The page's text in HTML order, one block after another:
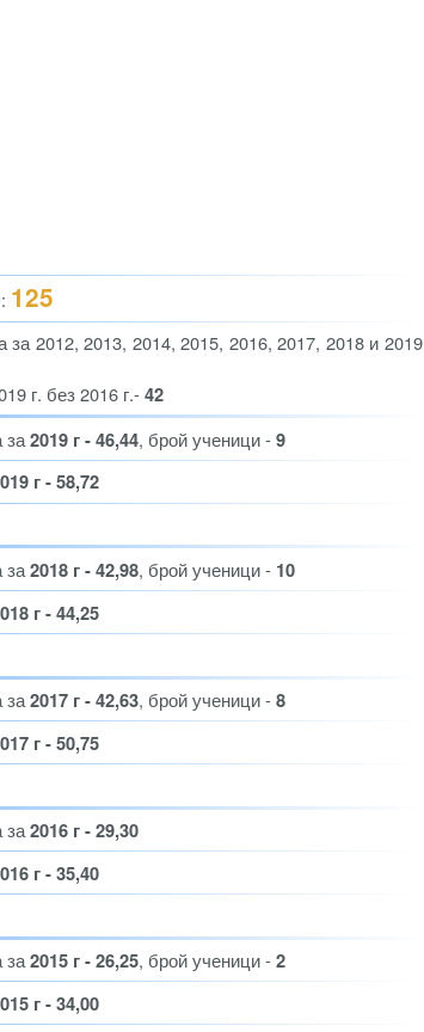
: 125
2012, 2013, 2014, 2015, 2016, 2017, 2018 и 2019
г. без 2016 г.-42
за2019 г - 46,44, брой ученици -9
г - 58,72
за2018 г - 42,98, брой ученици - 10
г - 44,25
за2017 г - 42,63, брой ученици -8
г - 50,75
за2016 г - 29,30
г - 35,40
за2015 г - 26,25, брой ученици -2
г - 34,00